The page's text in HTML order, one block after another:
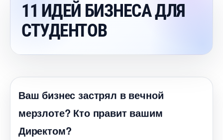
11 ИДЕЙ БИЗНЕСА ДЛЯ
СТУДЕНТО
аш бизнес застрял в вечной
мерзлоте? Кто правит вашим
Директом?